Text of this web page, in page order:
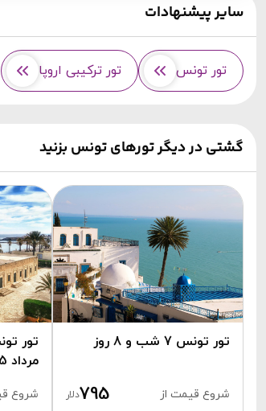
سایر پیشنهادات
تور تونس تور ترکیبی اروپا
گشتی در دیگر تورهای تونس بزنید
تور تونس 7 شب و 8 روز
شروع قیمت از 795دلار
تور
مرداد 1405
شروع